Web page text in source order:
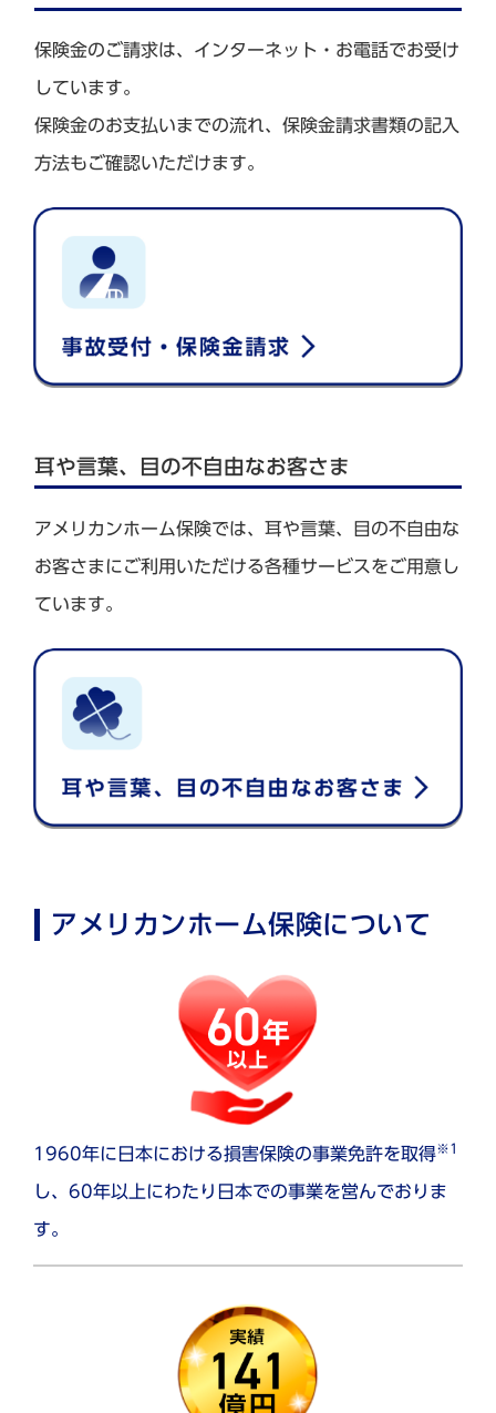
保険金のご請求は、インターネット・お電話でお受け
しています。
保険金のお支払いまでの流れ、保険金請求書類の記入
方法もご確認いただけます。
耳や言葉、目の不自由なお客さま
アメリカンホーム保険では、耳や言葉、目の不自由な
お客さまにご利用いただける各種サービスをご用意し
ています。
アメリカンホーム保険について
1960年に日本における損害保険の事業免許を取得※1
し、60年以上にわたり日本での事業を営んでおりま
す。